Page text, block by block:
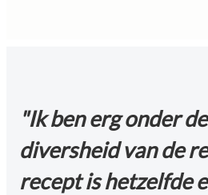
"Ik ben erg onder
diversheid van de
recept is hetzelfde